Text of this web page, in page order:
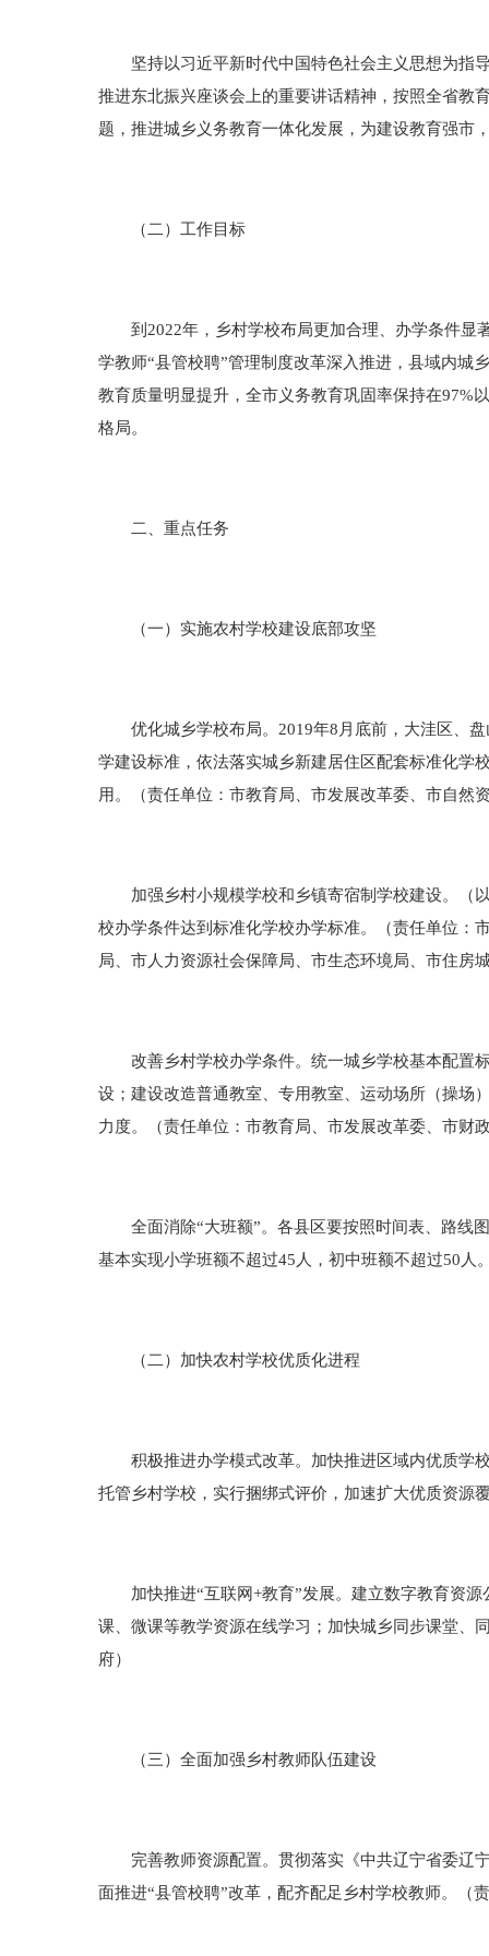
坚持以习近平新时代中国特色社会主义思想为指导
推进东北振兴座谈会上的重要讲话精神，按照全省教
题，推进城乡义务教育一体化发展，为建设教育强市
（二）工作目标
到2022年，乡村学校布局更加合理、办学条件显
学教师“县管校聘”管理制度改革深入推进，县域内城
教育质量明显提升，全市义务教育巩固率保持在97%
格局。
二、重点任务
（一）实施农村学校建设底部攻坚
优化城乡学校布局。2019年8月底前，大洼区、盘
学建设标准，依法落实城乡新建居住区配套标准化学
用。（责任单位：市教育局、市发展改革委、市自然
加强乡村小规模学校和乡镇寄宿制学校建设。（以
校办学条件达到标准化学校办学标准。（责任单位：
局、市人力资源社会保障局、市生态环境局、市住房
改善乡村学校办学条件。统一城乡学校基本配置标
设；建设改造普通教室、专用教室、运动场所（操场
力度。（责任单位：市教育局、市发展改革委、市财
全面消除“大班额”。各县区要按照时间表、路线图
基本实现小学班额不超过45人，初中班额不超过50人
（二）加快农村学校优质化进程
积极推进办学模式改革。加快推进区域内优质学校
托管乡村学校，实行捆绑式评价，加速扩大优质资源
加快推进“互联网+教育”发展。建立数字教育资源
课、微课等教学资源在线学习；加快城乡同步课堂、
府）
（三）全面加强乡村教师队伍建设
完善教师资源配置。贯彻落实《中共辽宁省委辽宁
面推进“县管校聘”改革，配齐配足乡村学校教师。（